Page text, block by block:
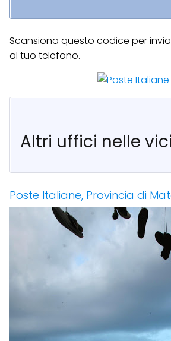
Scansiona questo codice per
al tuo telefono.
Altri uffici nelle
Poste Italiane, Provincia di